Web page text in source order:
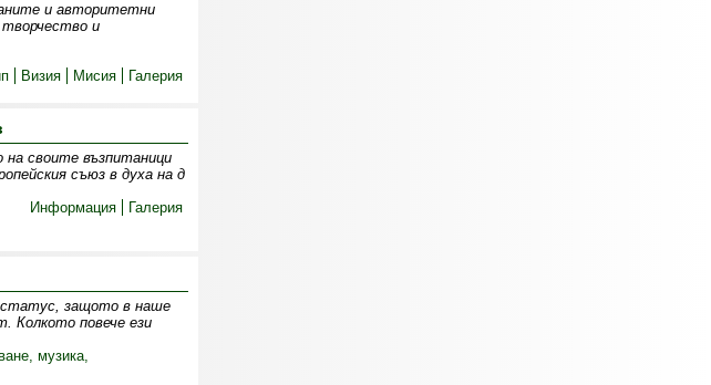
и авторитетни
творчество и
Визия Мисия Галерия
на своите възпитаници
съюз в духа на д
Информация
Галерия
статус, защото в наше
Колкото повече ези
музика,